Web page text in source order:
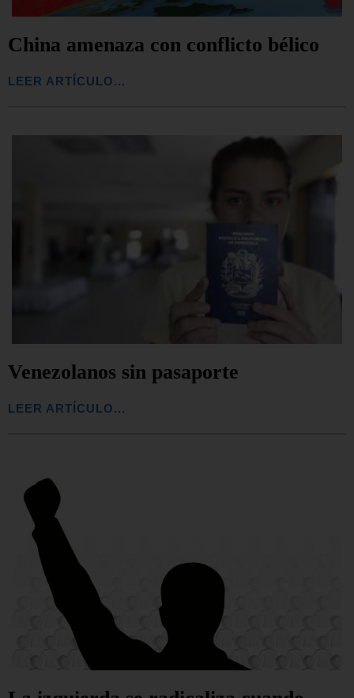
China amenaza con conflicto bélico
LEER ARTÍCULO...
Venezolanos sin pasaporte
LEER ARTÍCULO...